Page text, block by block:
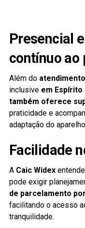
Presencial
contínuo ao
Além do
inclusive em Espírito
também oferece
praticidade e
adaptação do
Facilidade
A Caic Widex
pode exigir
de parcelamento
facilitando o acesso
tranquilidade.